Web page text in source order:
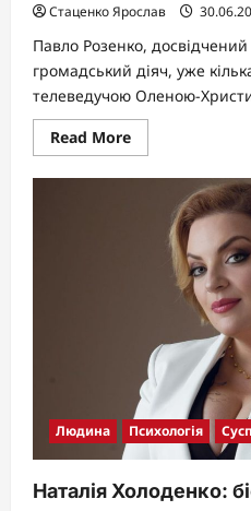
Стаценко Ярослав
Павло Розенко, досвідчений
громадський діяч, уже
телеведучою Оленою-
Read MoreRead
more
Павло
Розенко
дружина:
Олена-
Христина
Лебідь
їхнє
життя
2026
році
Людина Психологія
Наталія Холоденко: